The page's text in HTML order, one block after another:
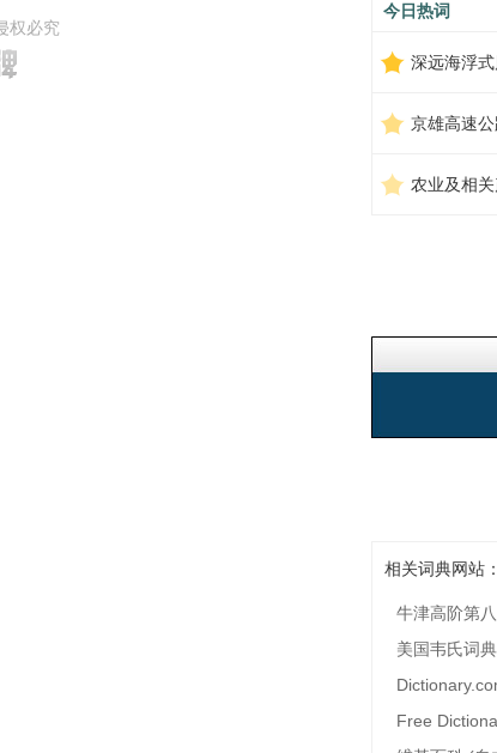
权必究
今日热词
相关词典网站：
牛津高阶第
美国韦氏词典
Free